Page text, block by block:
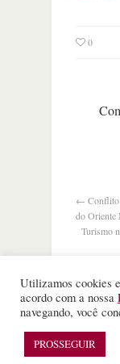
0
← Conflito
do Oriente
Turismo
©Nota Alta
WordPress
Utilizamos cookies
acordo com a nossa
navegando, você
PROSSEGUIR